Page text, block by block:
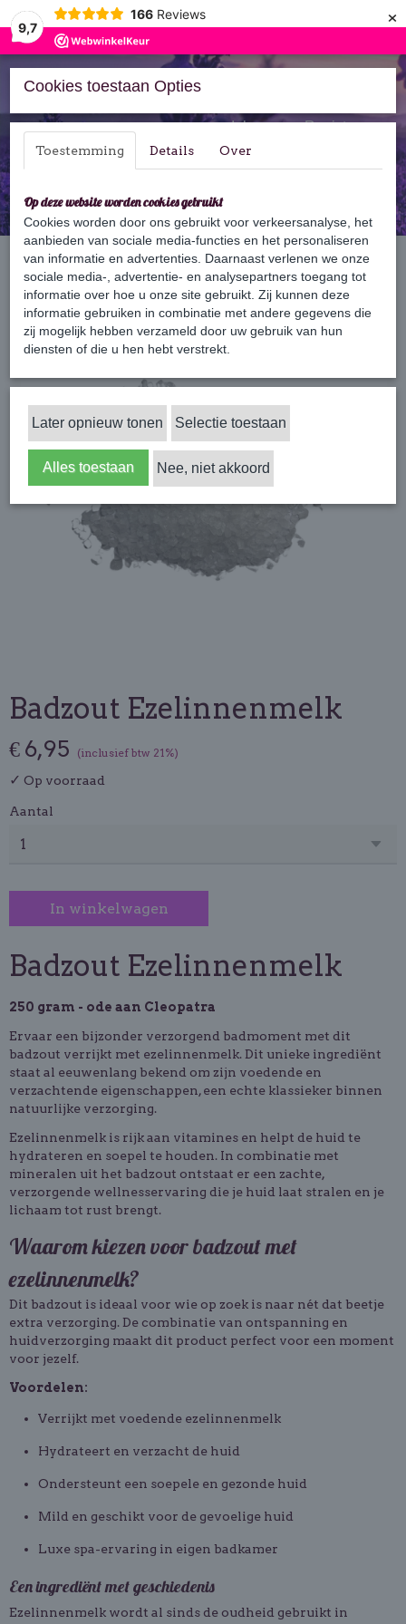
9,7
166 Reviews ×
Inloggen Registreren
Home › Verzorging › Badzout › Badzout Ezelinnenmelk
Badzout Ezelinnenmelk
€ 6,95 (inclusief btw 21%)
✓ Op voorraad
Aantal
In winkelwagen
Badzout Ezelinnenmelk
250 gram - ode aan Cleopatra
Ervaar een bijzonder verzorgend badmoment met dit
badzout verrijkt met ezelinnenmelk. Dit unieke ingrediënt
staat al eeuwenlang bekend om zijn voedende en
verzachtende eigenschappen, een echte klassieker binnen
natuurlijke verzorging.
Ezelinnenmelk is rijk aan vitamines en helpt de huid te
hydrateren en soepel te houden. In combinatie met
mineralen uit het badzout ontstaat er een zachte,
verzorgende wellnesservaring die je huid laat stralen en je
lichaam tot rust brengt.
Waarom kiezen voor badzout met
ezelinnenmelk?
Dit badzout is ideaal voor wie op zoek is naar nét dat beetje
extra verzorging. De combinatie van ontspanning en
huidverzorging maakt dit product perfect voor een moment
voor jezelf.
Voordelen:
Verrijkt met voedende ezelinnenmelk
Hydrateert en verzacht de huid
Ondersteunt een soepele en gezonde huid
Mild en geschikt voor de gevoelige huid
Luxe spa-ervaring in eigen badkamer
Een ingrediënt met geschiedenis
Ezelinnenmelk wordt al sinds de oudheid gebruikt in
Cookies toestaan Opties
Toestemming Details Over
Op deze website worden cookies gebruikt
Cookies worden door ons gebruikt voor verkeersanalyse, het
aanbieden van sociale media-functies en het personaliseren
van informatie en advertenties. Daarnaast verlenen we onze
sociale media-, advertentie- en analysepartners toegang tot
informatie over hoe u onze site gebruikt. Zij kunnen deze
informatie gebruiken in combinatie met andere gegevens die
zij mogelijk hebben verzameld door uw gebruik van hun
diensten of die u hen hebt verstrekt.
Later opnieuw tonen Selectie toestaan
Alles toestaan Nee, niet akkoord